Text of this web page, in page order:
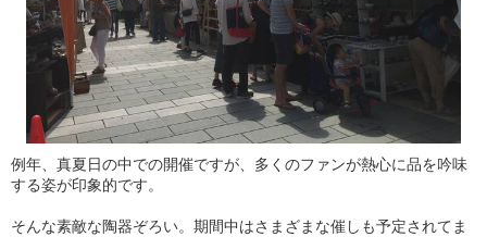
例年、真夏日の中での開催ですが、多くのファンが熱心に品を吟味
する姿が印象的です。
そんな素敵な陶器ぞろい。期間中はさまざまな催しも予定されてま